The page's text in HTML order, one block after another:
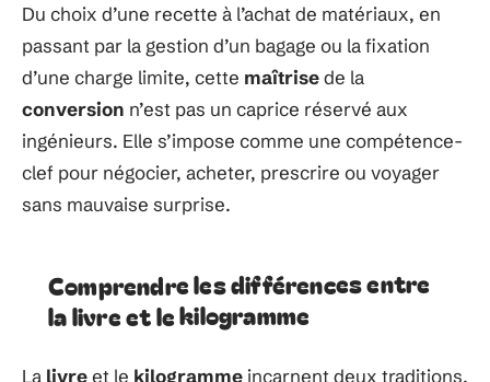
Du choix d’une recette à l’achat de matériaux, en
passant par la gestion d’un bagage ou la fixation
d’une charge limite, cette maîtrisede la
conversion n’est pas un caprice réservé aux
ingénieurs. Elle s’impose comme une compétence-
clef pour négocier, acheter, prescrire ou voyager
sans mauvaise surprise.
Comprendre les différences entre
la livre et le kilogramme
La livreet le kilogramme incarnent deux traditions.